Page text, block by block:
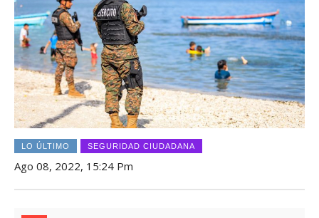
LO ÚLTIMO SEGURIDAD CIUDADANA
Ago 08, 2022, 15:24 Pm